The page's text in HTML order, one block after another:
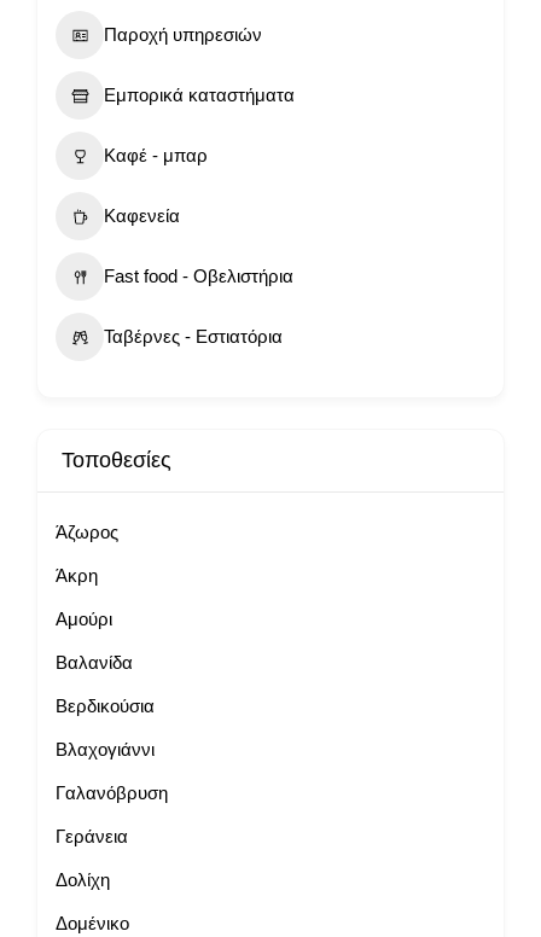
Παροχή υπηρεσιών
Εμπορικά καταστήματα
Καφέ - μπαρ
Καφενεία
Fast food - Οβελιστήρια
Ταβέρνες - Εστιατόρια
Τοποθεσίες
Άζωρος
Άκρη
Αμούρι
Βαλανίδα
Βερδικούσια
Βλαχογιάννι
Γαλανόβρυση
Γεράνεια
Δολίχη
Δομένικο